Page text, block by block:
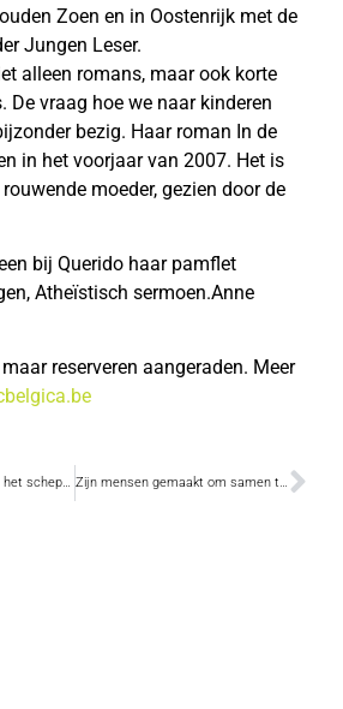
Zoen en in Oostenrijk met de
Jungen Leser.
alleen romans, maar ook korte
De vraag hoe we naar kinderen
bezig. Haar roman In de
in het voorjaar van 2007. Het is
moeder, gezien door de
bij Querido haar pamflet
Atheïstisch sermoen.Anne
reserveren aangeraden. Meer
Jeugdraad palavert met het schepencollege Zijn mensen gemaakt om samen te leven?